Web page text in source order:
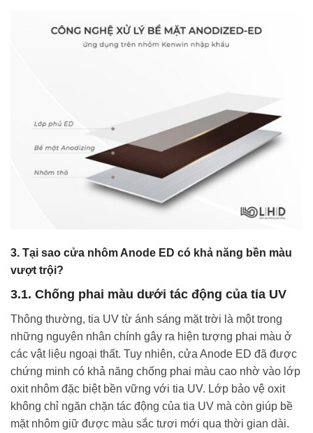
3. Tại sao cửa nhôm Anode ED có khả năng bền màu
vượt trội?
3.1. Chống phai màu dưới tác động của tia UV
Thông thường, tia UV từ ánh sáng mặt trời là một trong
những nguyên nhân chính gây ra hiện tượng phai màu ở
các vật liệu ngoại thất. Tuy nhiên, cửa Anode ED đã được
chứng minh có khả năng chống phai màu cao nhờ vào lớp
oxit nhôm đặc biệt bền vững với tia UV. Lớp bảo vệ oxit
không chỉ ngăn chặn tác động của tia UV mà còn giúp bề
mặt nhôm giữ được màu sắc tươi mới qua thời gian dài.